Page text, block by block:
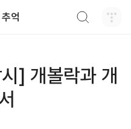
억
] 개볼락과 개